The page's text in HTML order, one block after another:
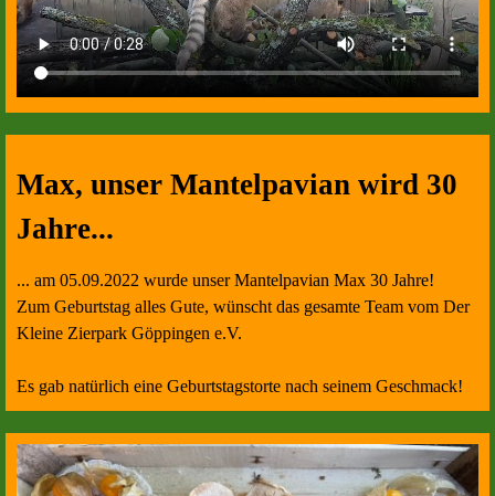
Max, unser Mantelpavian wird 30
Jahre...
... am 05.09.2022 wurde unser Mantelpavian Max 30 Jahre!
Zum Geburtstag alles Gute, wünscht das gesamte Team vom Der
Kleine Zierpark Göppingen e.V.
Es gab natürlich eine Geburtstagstorte nach seinem Geschmack!